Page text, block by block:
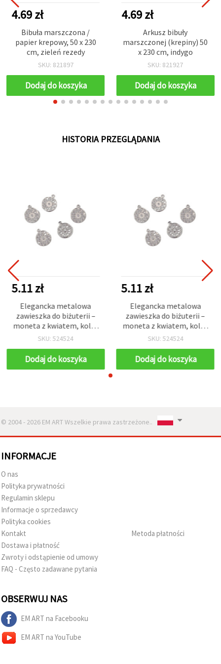
4.69 zł
Bibuła marszczona /
papier krepowy, 50 x 230
cm, zieleń rezedy
SKU: 821897
Dodaj do koszyka
4.69 zł
Arkusz bibuły
marszczonej (krepiny) 50
x 230 cm, indygo
SKU: 821927
Dodaj do koszyka
HISTORIA PRZEGLĄDANIA
5.11 zł
Elegancka metalowa
zawieszka do biżuterii –
moneta z kwiatem, kolor
srebrny, 15 mm, otwór 1,5
SKU: 524524
Dodaj do koszyka
5.11 zł
Elegancka metalowa
zawieszka do biżuterii –
moneta z kwiatem, kolor
srebrny, 15 mm, otwór 1,5
SKU: 524524
Dodaj do koszyka
© 2004 - 2026 EM ART Wszelkie prawa zastrzeżone..
INFORMACJE
O nas
Polityka prywatności
Regulamin sklepu
Informacje o sprzedawcy
Polityka cookies
Kontakt
Dostawa i płatność
Zwroty i odstąpienie od umowy
FAQ - Często zadawane pytania
Metoda płatności
OBSERWUJ NAS
EM ART na Facebooku
EM ART na YouTube